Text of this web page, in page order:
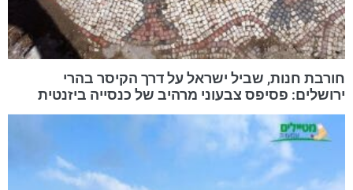
חורבת חנות, שביל ישראל על דרך הקיסר בהרי
ירושלים: פסיפס צבעוני מרהיב של כנסייה ביזנטית